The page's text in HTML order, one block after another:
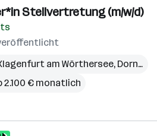
Stellvertretung (m/w/d)
am Wörthersee, Dornbirn
2.100 € monatlich